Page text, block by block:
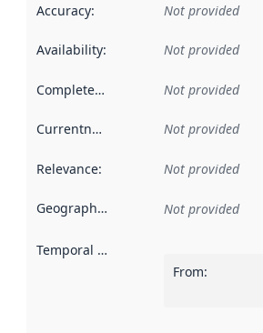
Accuracy: Not provided
Availability: Not provided
Completeness Not provided
Currentness Not provided
Relevance: Not provided
Geographical scope Not provided
Temporal scope
From: